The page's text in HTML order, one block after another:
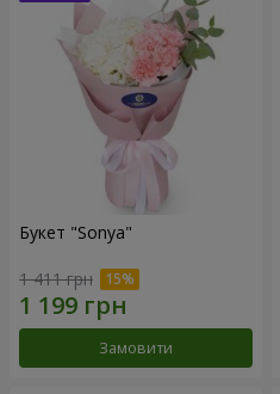
Букет "Sonya"
1 411 грн
Замовити